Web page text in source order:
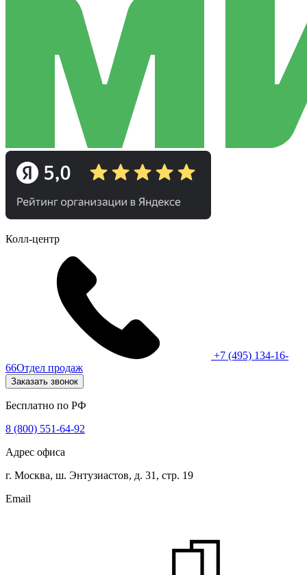
Колл-центр
+7 (495) 134-16-
66Отдел продаж
Заказать звонок
Бесплатно по РФ
8 (800) 551-64-92
Адрес офиса
г. Москва, ш. Энтузиастов, д. 31, стр. 19
Email